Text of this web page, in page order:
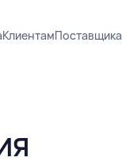
Клиентам